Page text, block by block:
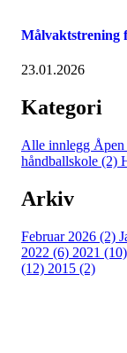
Målvaktstrening
23.01.2026
Kategori
Alle innlegg
håndballskole (2)
Arkiv
Februar 2026 (2)
2022 (6) 2021 (10)
(12) 2015 (2)